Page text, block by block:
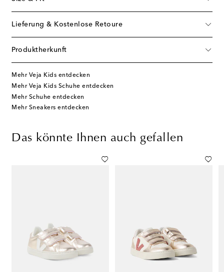
Lieferung & Kostenlose Retoure
Produktherkunft
Mehr Veja Kids entdecken
Mehr Veja Kids Schuhe entdecken
Mehr Schuhe entdecken
Mehr Sneakers entdecken
Das könnte Ihnen auch gefallen